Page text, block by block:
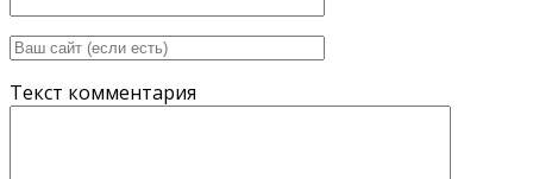
Текст комментария